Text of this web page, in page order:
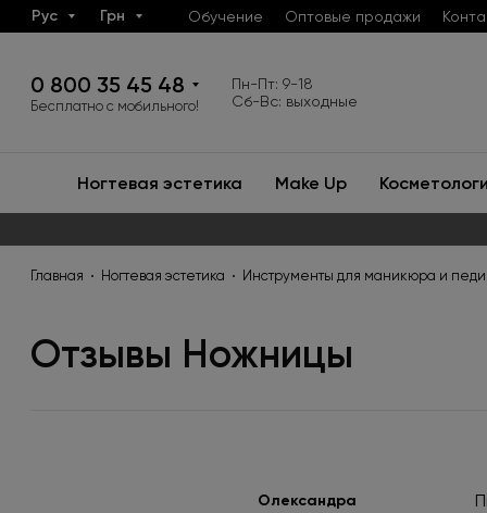
Рус Грн Обучение Оптовые продажи
0 800 35 45 48
Бесплатно с мобильного!
Пн-Пт: 9-18
Сб-Вс: выходные
Ногтевая эстетика Make Up
Главная Ногтевая эстетика Инструменты для маникюра и
Отзывы Ножницы
Олександра